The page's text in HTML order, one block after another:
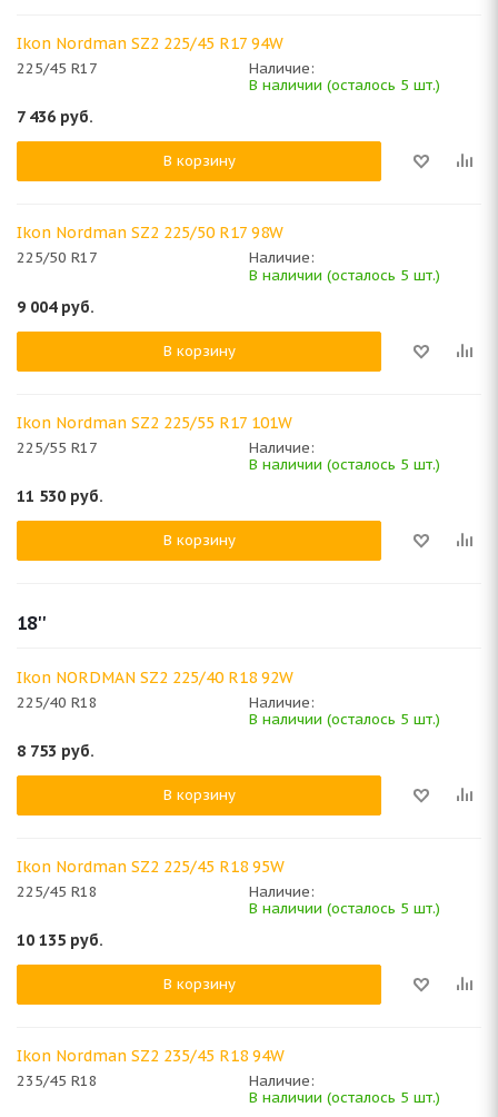
Ikon Nordman SZ2 225/45 R17 94W
225/45 R17
Наличие:
В наличии (осталось 5 шт.)
7 436 руб.
В корзину
Ikon Nordman SZ2 225/50 R17 98W
225/50 R17
Наличие:
В наличии (осталось 5 шт.)
9 004руб.
В корзину
Ikon Nordman SZ2 225/55 R17 101W
225/55 R17
Наличие:
В наличии (осталось 5 шт.)
11 530 руб.
В корзину
18''
Ikon NORDMAN SZ2 225/40 R18 92W
225/40 R18
Наличие:
В наличии (осталось 5 шт.)
8 753 руб.
В корзину
Ikon Nordman SZ2 225/45 R18 95W
225/45 R18
Наличие:
В наличии (осталось 5 шт.)
10 135 руб.
В корзину
Ikon Nordman SZ2 235/45 R18 94W
235/45 R18
Наличие:
В наличии (осталось 5 шт.)